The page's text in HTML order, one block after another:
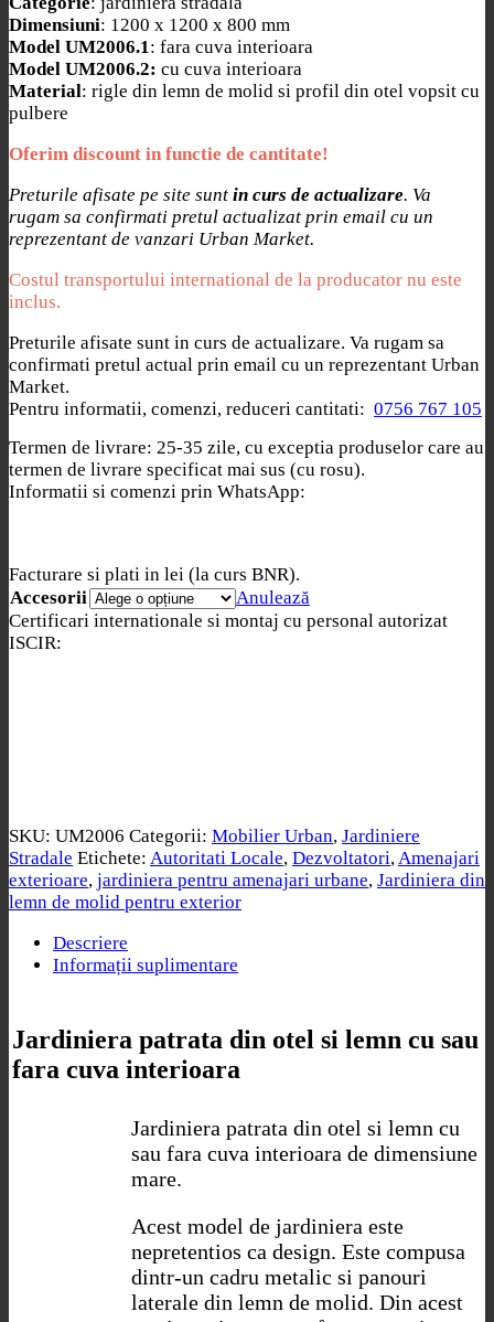
Dimensiuni: 1200 x 1200 x 800 mm
Model UM2006.1: fara cuva interioara
Model UM2006.2: cu cuva interioara
Material: rigle din lemn de molid si profil din otel vopsit cu
pulbere
Oferim discount in functie de cantitate!
Preturile afisate pe site sunt in curs de actualizare. Va
rugam sa confirmati pretul actualizat prin email cu un
reprezentant de vanzari Urban Market.
Costul transportului international de la producator nu este
inclus.
Preturile afisate sunt in curs de actualizare. Va rugam sa
confirmati pretul actual prin email cu un reprezentant Urban
Market.
Pentru informatii, comenzi, reduceri cantitati: 0756 767 105
Termen de livrare: 25-35 zile, cu exceptia produselor care au
termen de livrare specificat mai sus (cu rosu).
Informatii si comenzi prin WhatsApp:
Facturare si plati in lei (la curs BNR).
Accesorii
Anulează
Certificari internationale si montaj cu personal autorizat
ISCIR:
SKU: UM2006 Categorii: Mobilier Urban, Jardiniere
Stradale Etichete: Autoritati Locale, Dezvoltatori,Amenajari
exterioare, jardiniera pentru amenajari urbane, Jardiniera din
lemn de molid pentru exterior
Descriere
Informații suplimentare
Jardiniera patrata din otel si lemn cu sau
fara cuva interioara
Jardiniera patrata din otel si lemn cu
sau fara cuva interioara de dimensiune
mare.
Acest model de jardiniera este
nepretentios ca design. Este compusa
dintr-un cadru metalic si panouri
laterale din lemn de molid. Din acest